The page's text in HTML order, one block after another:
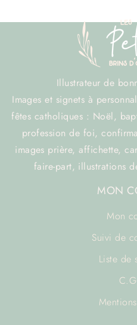
Illustrateur de
Images et signets à
fêtes catholiques : Noël,
profession de foi,
images prière, affichette,
faire-part, illustrations
MON
Mon
Suivi de
Liste de